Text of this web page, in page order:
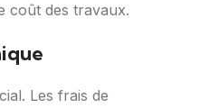
coût des travaux.
Les frais de